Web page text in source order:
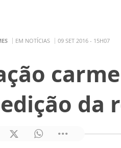
EM NOTÍCIAS 09 SET 2016 - 15H07
da